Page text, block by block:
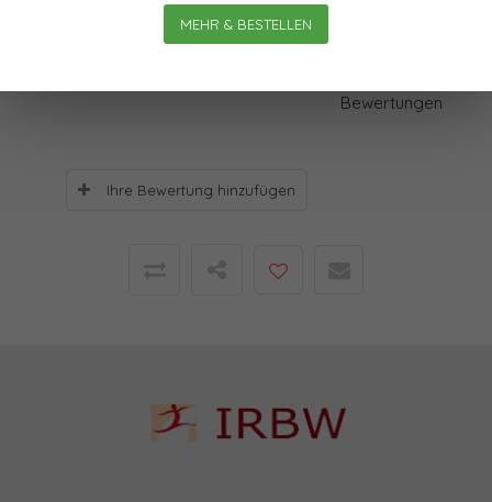
MEHR & BESTELLEN
Bewertungen
Ihre Bewertung hinzufügen